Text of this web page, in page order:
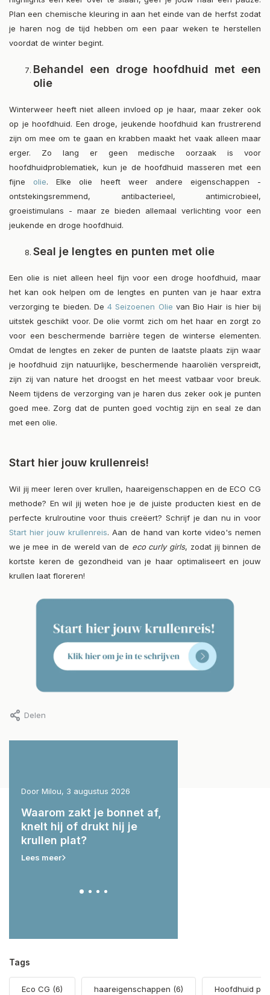
Plan een chemische kleuring in aan het einde van de herfst zodat
je haren nog de tijd hebben om een paar weken te herstellen
voordat de winter begint.
Behandel een droge hoofdhuid met een
olie
Winterweer heeft niet alleen invloed op je haar, maar zeker ook
op je hoofdhuid. Een droge, jeukende hoofdhuid kan frustrerend
zijn om mee om te gaan en krabben maakt het vaak alleen maar
erger. Zo lang er geen medische oorzaak is voor
hoofdhuidproblematiek, kun je de hoofdhuid masseren met een
fijne olie. Elke olie heeft weer andere eigenschappen -
ontstekingsremmend, antibacterieel, antimicrobieel,
groeistimulans - maar ze bieden allemaal verlichting voor een
jeukende en droge hoofdhuid.
Seal je lengtes en punten met olie
Een olie is niet alleen heel fijn voor een droge hoofdhuid, maar
het kan ook helpen om de lengtes en punten van je haar extra
verzorging te bieden. De 4 Seizoenen Olie van Bio Hair is hier bij
uitstek geschikt voor. De olie vormt zich om het haar en zorgt zo
voor een beschermende barrière tegen de winterse elementen.
Omdat de lengtes en zeker de punten de laatste plaats zijn waar
je hoofdhuid zijn natuurlijke, beschermende haaroliën verspreidt,
zijn zij van nature het droogst en het meest vatbaar voor breuk.
Neem tijdens de verzorging van je haren dus zeker ook je punten
goed mee. Zorg dat de punten goed vochtig zijn en seal ze dan
met een olie.
Start hier jouw krullenreis!
Wil jij meer leren over krullen, haareigenschappen en de ECO CG
methode? En wil jij weten hoe je de juiste producten kiest en de
perfecte krulroutine voor thuis creëert? Schrijf je dan nu in voor
Start hier jouw krullenreis. Aan de hand van korte video's nemen
we je mee in de wereld van de eco curly girls, zodat jij binnen de
kortste keren de gezondheid van je haar optimaliseert en jouw
krullen laat floreren!
Delen
Door Milou, 3 augustus 2026
Waarom zakt je bonnet af,
knelt hij of drukt hij je
krullen plat?
Lees meer
Tags
Eco CG (6) haareigenschappen (6) Hoofdhuid